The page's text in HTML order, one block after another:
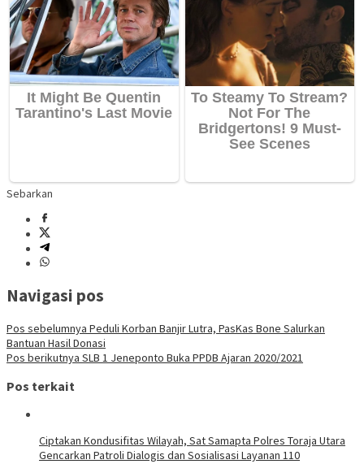
Sebarkan
Navigasi pos
Pos sebelumnya Peduli Korban Banjir Lutra, PasKas Bone Salurkan
Bantuan Hasil Donasi
Pos berikutnya SLB 1 Jeneponto Buka PPDB Ajaran 2020/2021
Pos terkait
Ciptakan Kondusifitas Wilayah, Sat Samapta Polres Toraja Utara
Gencarkan Patroli Dialogis dan Sosialisasi Layanan 110